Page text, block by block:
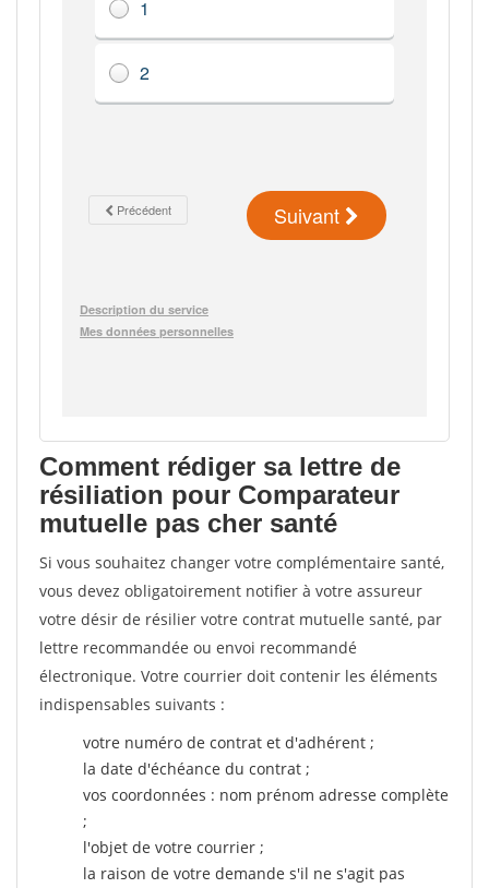
Comment rédiger sa lettre de
résiliation pour Comparateur
mutuelle pas cher santé
Si vous souhaitez changer votre complémentaire santé,
vous devez obligatoirement notifier à votre assureur
votre désir de résilier votre contrat mutuelle santé, par
lettre recommandée ou envoi recommandé
électronique. Votre courrier doit contenir les éléments
indispensables suivants :
votre numéro de contrat et d'adhérent ;
la date d'échéance du contrat ;
vos coordonnées : nom prénom adresse complète
;
l'objet de votre courrier ;
la raison de votre demande s'il ne s'agit pas